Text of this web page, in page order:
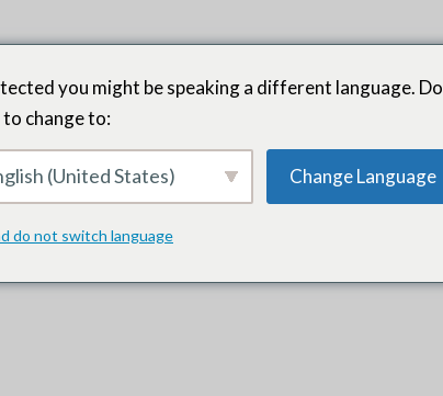
you might be speaking a different language. Do
change to:
(United States) Change Language
do not switch language